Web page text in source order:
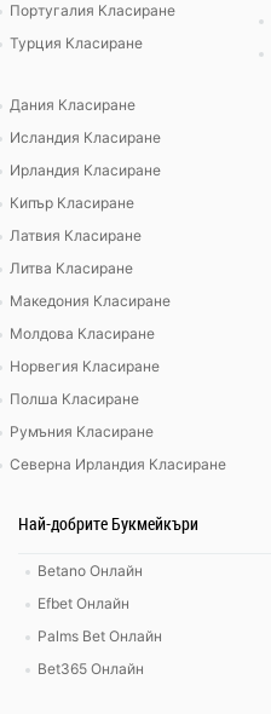
Португалия Класиране
Турция Класиране
Дания Класиране
Исландия Класиране
Ирландия Класиране
Кипър Класиране
Латвия Класиране
Литва Класиране
Македония Класиране
Молдова Класиране
Норвегия Класиране
Полша Класиране
Румъния Класиране
Северна Ирландия Класиране
Най-добрите Букмейкъри
Betano Онлайн
Efbet Онлайн
Palms Bet Онлайн
Bet365 Онлайн